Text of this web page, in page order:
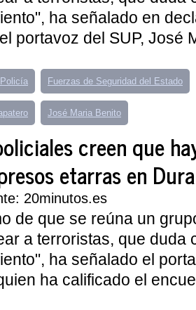
ha señalado en
portavoz del SUP, José
Fuerzas de Seguridad del Estado
José Maria Benito
creen que
etarras en
20minutos.es
de que se reúna un
a terroristas, que duda
ha señalado el
ha calificado el